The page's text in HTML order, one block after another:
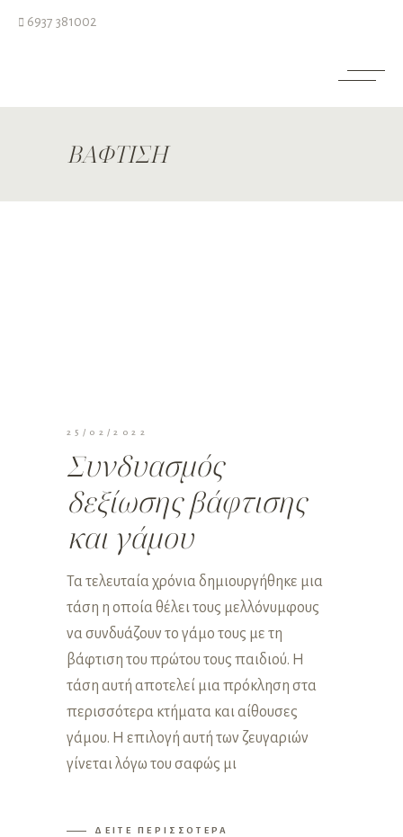
6937 381002
ΒΑΦΤΙΣΗ
25/02/2022
Συνδυασμός
δεξίωσης βάφτισης
και γάμου
Τα τελευταία χρόνια δημιουργήθηκε μια
τάση η οποία θέλει τους μελλόνυμφους
να συνδυάζουν το γάμο τους με τη
βάφτιση του πρώτου τους παιδιού. Η
τάση αυτή αποτελεί μια πρόκληση στα
περισσότερα κτήματα και αίθουσες
γάμου. Η επιλογή αυτή των ζευγαριών
γίνεται λόγω του σαφώς μι
ΔΕΙΤΕ ΠΕΡΙΣΣΟΤΕΡΑ